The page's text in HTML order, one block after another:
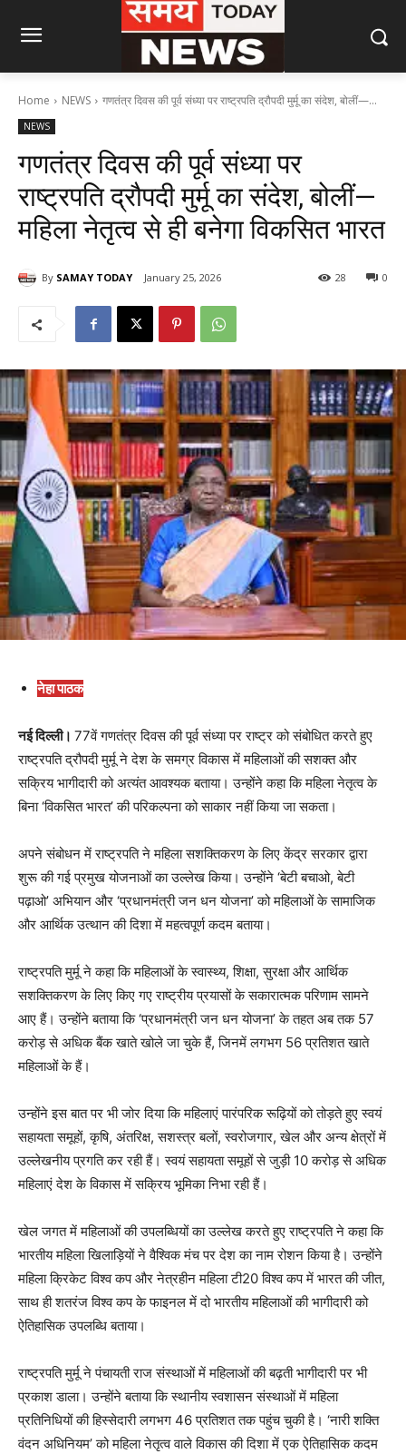
Home NEWS गणतंत्र दिवस की पूर्व संध्या पर राष्ट्रपति द्रौपदी मुर्मू का संदेश, बोलीं—...
NEWS
गणतंत्र दिवस की पूर्व संध्या पर
राष्ट्रपति द्रौपदी मुर्मू का संदेश, बोलीं—
महिला नेतृत्व से ही बनेगा विकसित भारत
By SAMAY TODAY January 25, 2026 0
28
नेहा पाठक
नई दिल्ली। 77वें गणतंत्र दिवस की पूर्व संध्या पर राष्ट्र को संबोधित करते हुए
राष्ट्रपति द्रौपदी मुर्मू ने देश के समग्र विकास में महिलाओं की सशक्त और
सक्रिय भागीदारी को अत्यंत आवश्यक बताया। उन्होंने कहा कि महिला नेतृत्व के
बिना ‘विकसित भारत’ की परिकल्पना को साकार नहीं किया जा सकता।
अपने संबोधन में राष्ट्रपति ने महिला सशक्तिकरण के लिए केंद्र सरकार द्वारा
शुरू की गई प्रमुख योजनाओं का उल्लेख किया। उन्होंने ‘बेटी बचाओ, बेटी
पढ़ाओ’ अभियान और ‘प्रधानमंत्री जन धन योजना’ को महिलाओं के सामाजिक
और आर्थिक उत्थान की दिशा में महत्वपूर्ण कदम बताया।
राष्ट्रपति मुर्मू ने कहा कि महिलाओं के स्वास्थ्य, शिक्षा, सुरक्षा और आर्थिक
सशक्तिकरण के लिए किए गए राष्ट्रीय प्रयासों के सकारात्मक परिणाम सामने
आए हैं। उन्होंने बताया कि ‘प्रधानमंत्री जन धन योजना’ के तहत अब तक 57
करोड़ से अधिक बैंक खाते खोले जा चुके हैं, जिनमें लगभग 56 प्रतिशत खाते
महिलाओं के हैं।
उन्होंने इस बात पर भी जोर दिया कि महिलाएं पारंपरिक रूढ़ियों को तोड़ते हुए स्वयं
सहायता समूहों, कृषि, अंतरिक्ष, सशस्त्र बलों, स्वरोजगार, खेल और अन्य क्षेत्रों में
उल्लेखनीय प्रगति कर रही हैं। स्वयं सहायता समूहों से जुड़ी 10 करोड़ से अधिक
महिलाएं देश के विकास में सक्रिय भूमिका निभा रही हैं।
खेल जगत में महिलाओं की उपलब्धियों का उल्लेख करते हुए राष्ट्रपति ने कहा कि
भारतीय महिला खिलाड़ियों ने वैश्विक मंच पर देश का नाम रोशन किया है। उन्होंने
महिला क्रिकेट विश्व कप और नेत्रहीन महिला टी20 विश्व कप में भारत की जीत,
साथ ही शतरंज विश्व कप के फाइनल में दो भारतीय महिलाओं की भागीदारी को
ऐतिहासिक उपलब्धि बताया।
राष्ट्रपति मुर्मू ने पंचायती राज संस्थाओं में महिलाओं की बढ़ती भागीदारी पर भी
प्रकाश डाला। उन्होंने बताया कि स्थानीय स्वशासन संस्थाओं में महिला
प्रतिनिधियों की हिस्सेदारी लगभग 46 प्रतिशत तक पहुंच चुकी है। ‘नारी शक्ति
वंदन अधिनियम’ को महिला नेतृत्व वाले विकास की दिशा में एक ऐतिहासिक कदम